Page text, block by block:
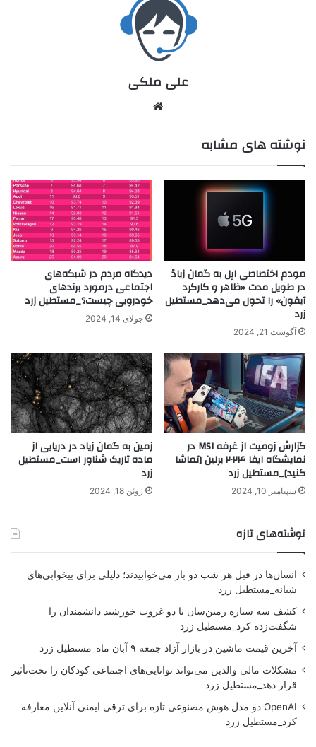
علی ملکی
نوشته های مشابه
مودم اختصاصی اپل به گمان زیادً
در طویل مدت «ظاهر و کارکرد
آیفون» را تحول می‌دهد_مستطیل
زرد
آگوست 21, 2024
دیدگاه مردم در شبکه‌های
اجتماعی درمورد برندهای
خودرویی چیست؟_مستطیل زرد
جولای 14, 2024
گزارش زومیت از غرفه MSI در
نمایشگاه ایفا ۲۰۲۴ برلین [تماشا
کنید]_مستطیل زرد
سپتامبر 10, 2024
زمین به گمان زیاد در دریایی از
ماده تاریک شناور است_مستطیل
زرد
ژوئن 18, 2024
نوشته‌های تازه
انسان‌ها در قبل هر شب دو بار می‌خوابیدند؛ دلیلی برای بیخوابی‌های
شبانه_مستطیل زرد
کشف سه سیاره زمین‌سان با دو غروب خورشید دانشمندان را
شگفت‌زده کرد_مستطیل زرد
آخرین قیمت ماشین در بازار آزاد جمعه ۹ آبان ماه_مستطیل زرد
مشکلات مالی والدین می‌تواند توانایی‌های اجتماعی کودکان را تحت‌تأثیر
قرار دهد_مستطیل زرد
OpenAI دو مدل هوش مصنوعی تازه برای ترقی ایمنی آنلاین معارفه
کرد_مستطیل زرد